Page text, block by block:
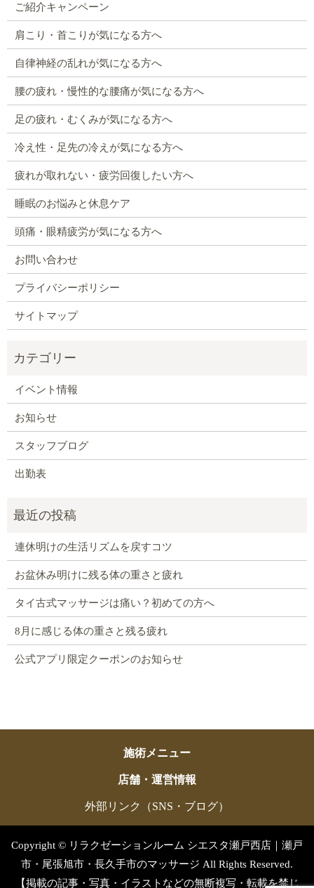
ご紹介キャンペーン
肩こり・首こりが気になる方へ
自律神経の乱れが気になる方へ
腰の疲れ・慢性的な腰痛が気になる方へ
足の疲れ・むくみが気になる方へ
冷え性・足先の冷えが気になる方へ
疲れが取れない・疲労回復したい方へ
睡眠のお悩みと休息ケア
頭痛・眼精疲労が気になる方へ
お問い合わせ
プライバシーポリシー
サイトマップ
イベント情報
お知らせ
スタッフブログ
出勤表
連休明けの生活リズムを戻すコツ
お盆休み明けに残る体の重さと疲れ
タイ古式マッサージは痛い？初めての方へ
8月に感じる体の重さと残る疲れ
公式アプリ限定クーポンのお知らせ
施術メニュー
店舗・運営情報
外部リンク（SNS・ブログ）
Copyright © リラクゼーションルーム シエスタ瀬戸西店｜瀬戸
市・尾張旭市・長久手市のマッサージ All Rights Reserved.
【掲載の記事・写真・イラストなどの無断複写・転載を禁じ